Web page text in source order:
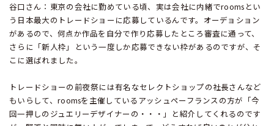
谷口さん：東京の会社に勤めている頃、実は会社に内緒でroomsとい
う日本最大のトレードショーに応募しているんです。オーデョション
があるので、何点か作品を自分で作り応募したところ審査に通って、
さらに「新人枠」という一度しか応募できない枠があるのですが、そ
こに選ばれました。
トレードショーの前夜祭には有名なセレクトショップの社長さんなど
もいらして、roomsを主催しているアッシュペーフランスの方が「今
回一押しのジュエリーデザイナーの・・・」と紹介してくれるのです